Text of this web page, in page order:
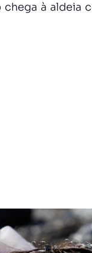
à aldeia